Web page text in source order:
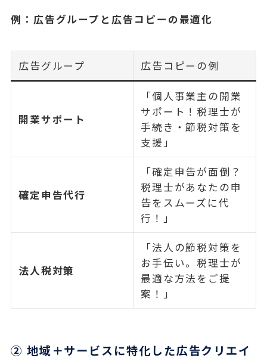
例：広告グループと広告コピーの最適化
広告グループ 広告コピーの例
開業サポート
「個人事業主の開業
サポート！税理士が
手続き・節税対策を
支援」
確定申告代行
「確定申告が面倒？
税理士があなたの申
告をスムーズに代
行！」
法人税対策
「法人の節税対策を
お手伝い。税理士が
最適な方法をご提
案！」
② 地域＋サービスに特化した広告クリエイ